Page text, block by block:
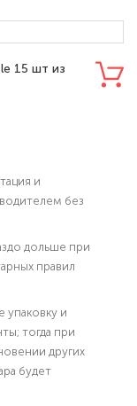
15 шт из
и
без
дольше при
правил
упаковку и
тогда при
других
будет